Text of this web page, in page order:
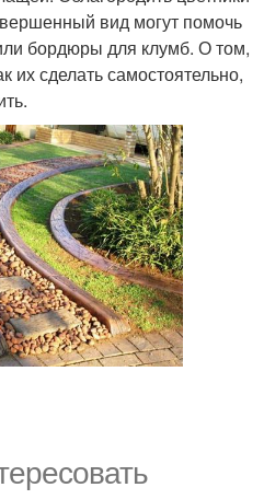
вид могут помочь
бордюры для клумб. О том,
их сделать самостоятельно,